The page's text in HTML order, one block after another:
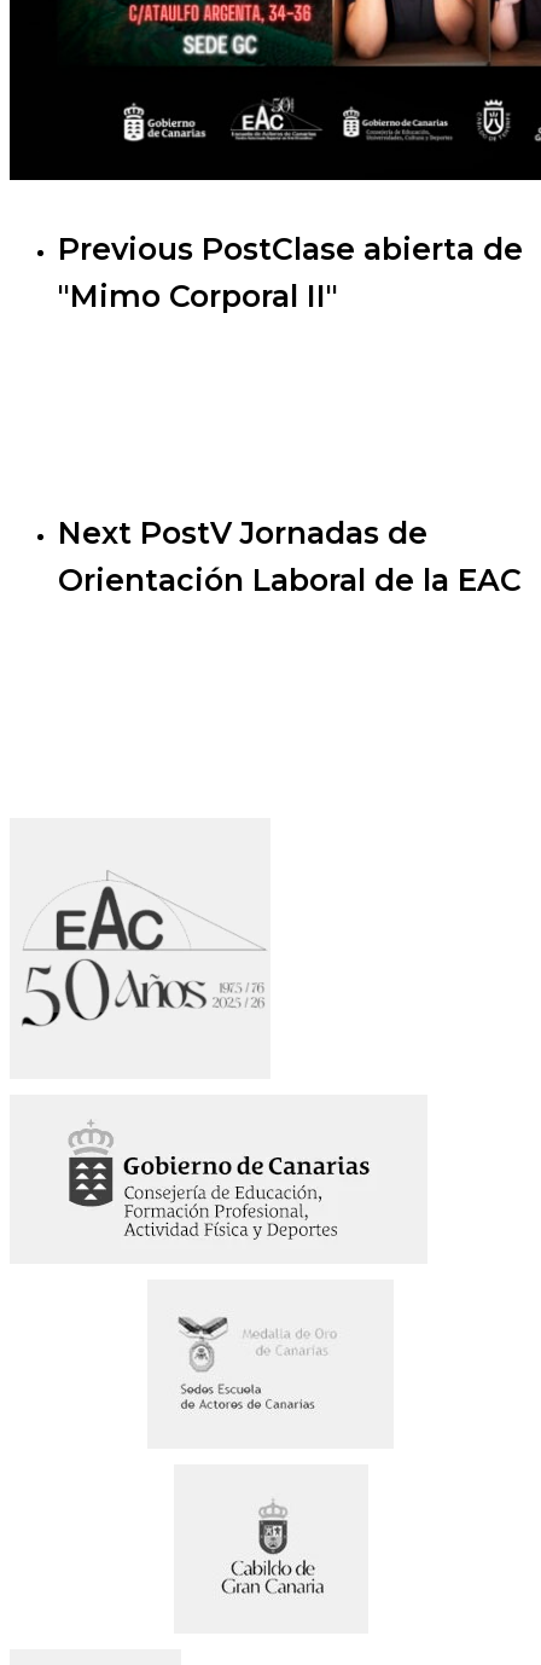
Previous PostClase abierta de
"Mimo Corporal II"
Next PostV Jornadas de
Orientación Laboral de la EAC